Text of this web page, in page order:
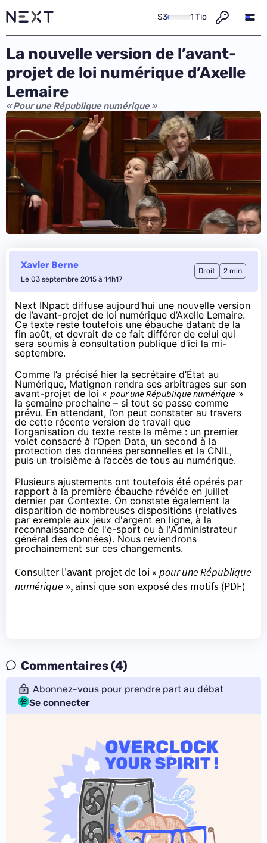
S3 1 Tio
La nouvelle version de l’avant-
projet de loi numérique d’Axelle
Lemaire
« Pour une République numérique »
Xavier Berne
Le 03 septembre 2015 à 14h17
Droit 2 min
Next INpact diffuse aujourd’hui une nouvelle version
de l’avant-projet de loi numérique d’Axelle Lemaire.
Ce texte reste toutefois une ébauche datant de la
fin août, et devrait de ce fait différer de celui qui
sera soumis à consultation publique d’ici la mi-
septembre.
Comme l’a précisé hier la secrétaire d’État au
Numérique, Matignon rendra ses arbitrages sur son
avant-projet de loi « pour une République numérique »
la semaine prochaine – si tout se passe comme
prévu. En attendant, l’on peut constater au travers
de cette récente version de travail que
l’organisation du texte reste la même : un premier
volet consacré à l’Open Data, un second à la
protection des données personnelles et la CNIL,
puis un troisième à l’accès de tous au numérique.
Plusieurs ajustements ont toutefois été opérés par
rapport à la première ébauche révélée en juillet
dernier par Contexte. On constate également la
disparition de nombreuses dispositions (relatives
par exemple aux jeux d'argent en ligne, à la
reconnaissance de l'e-sport ou à l'Administrateur
général des données). Nous reviendrons
prochainement sur ces changements.
Consulter l'avant-projet de loi « pour une République
numérique », ainsi que son exposé des motifs (PDF)
Commentaires (4)
Abonnez-vous pour prendre part au débat
Se connecter